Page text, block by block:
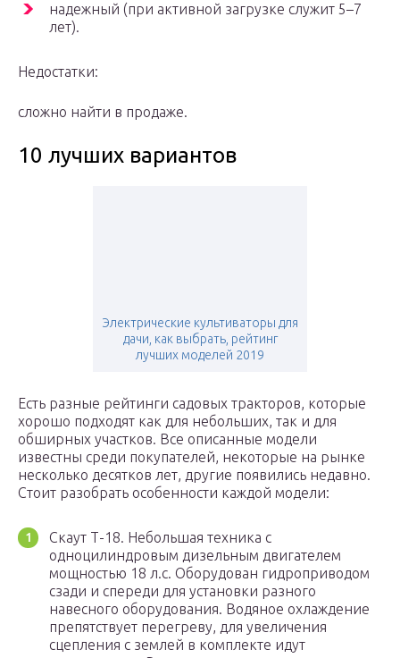
надежный (при активной загрузке служит 5–7
лет).
Недостатки:
сложно найти в продаже.
10 лучших вариантов
Электрические культиваторы для
дачи, как выбрать, рейтинг
лучших моделей 2019
Есть разные рейтинги садовых тракторов, которые
хорошо подходят как для небольших, так и для
обширных участков. Все описанные модели
известны среди покупателей, некоторые на рынке
несколько десятков лет, другие появились недавно.
Стоит разобрать особенности каждой модели:
Скаут Т-18. Небольшая техника с
одноцилиндровым дизельным двигателем
мощностью 18 л.с. Оборудован гидроприводом
сзади и спереди для установки разного
навесного оборудования. Водяное охлаждение
препятствует перегреву, для увеличения
сцепления с землей в комплекте идут